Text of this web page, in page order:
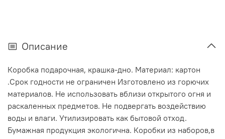
Описание
Коробка подарочная, крашка-дно. Материал: картон
.Срок годности не ограничен Изготовлено из горючих
материалов. Не использовать вблизи открытого огня и
раскаленных предметов. Не подвергать воздействию
воды и влаги. Утилизировать как бытовой отход.
Бумажная продукция экологична. Коробки из наборов,в